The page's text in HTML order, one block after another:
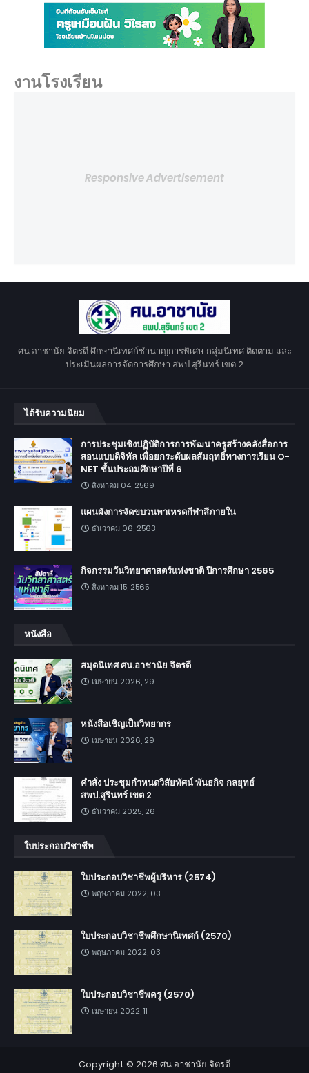
งานโรงเรียน
Responsive Advertisement
ศน.อาชานัย จิตรดี ศึกษานิเทศก์ชำนาญการพิเศษ กลุ่มนิเทศ ติดตาม และ
ประเมินผลการจัดการศึกษา สพป.สุรินทร์ เขต 2
ได้รับความนิยม
การประชุมเชิงปฏิบัติการการพัฒนาครูสร้างคลังสื่อการ
สอนแบบดิจิทัล เพื่อยกระดับผลสัมฤทธิ์ทางการเรียน O-
NET ชั้นประถมศึกษาปีที่ 6
สิงหาคม 04, 2569
แผนผังการจัดขบวนพาเหรดกีฬาสีภายใน
ธันวาคม 06, 2563
กิจกรรมวันวิทยาศาสตร์แห่งชาติ ปีการศึกษา 2565
สิงหาคม 15, 2565
หนังสือ
สมุดนิเทศ ศน.อาชานัย จิตรดี
เมษายน 2026, 29
หนังสือเชิญเป็นวิทยากร
เมษายน 2026, 29
คำสั่ง ประชุมกำหนดวิสัยทัศน์ พันธกิจ กลยุทธ์
สพป.สุรินทร์ เขต 2
ธันวาคม 2025, 26
ใบประกอบวิชาชีพ
ใบประกอบวิชาชีพผู้บริหาร (2574)
พฤษภาคม 2022, 03
ใบประกอบวิชาชีพศึกษานิเทศก์ (2570)
พฤษภาคม 2022, 03
ใบประกอบวิชาชีพครู (2570)
เมษายน 2022, 11
Copyright © 2026 ศน.อาชานัย จิตรดี